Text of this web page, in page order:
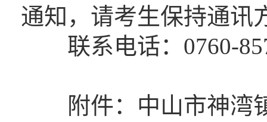
通知，请考生保持通讯
联系电话：0760-
附件：中山市神湾镇